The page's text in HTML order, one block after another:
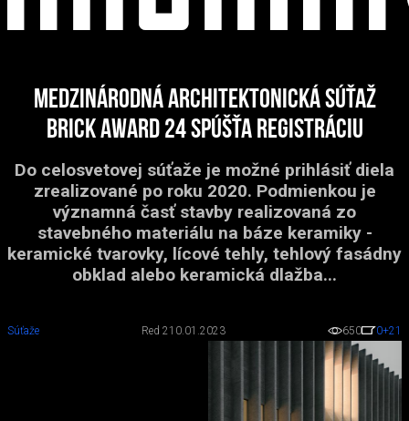
Medzinárodná architektonická súťaž
Brick Award 24 spúšťa registráciu
Do celosvetovej súťaže je možné prihlásiť diela
zrealizované po roku 2020. Podmienkou je
významná časť stavby realizovaná zo
stavebného materiálu na báze keramiky -
keramické tvarovky, lícové tehly, tehlový fasádny
obklad alebo keramická dlažba...
Súťaže Red 210.01.2023 650 0+21